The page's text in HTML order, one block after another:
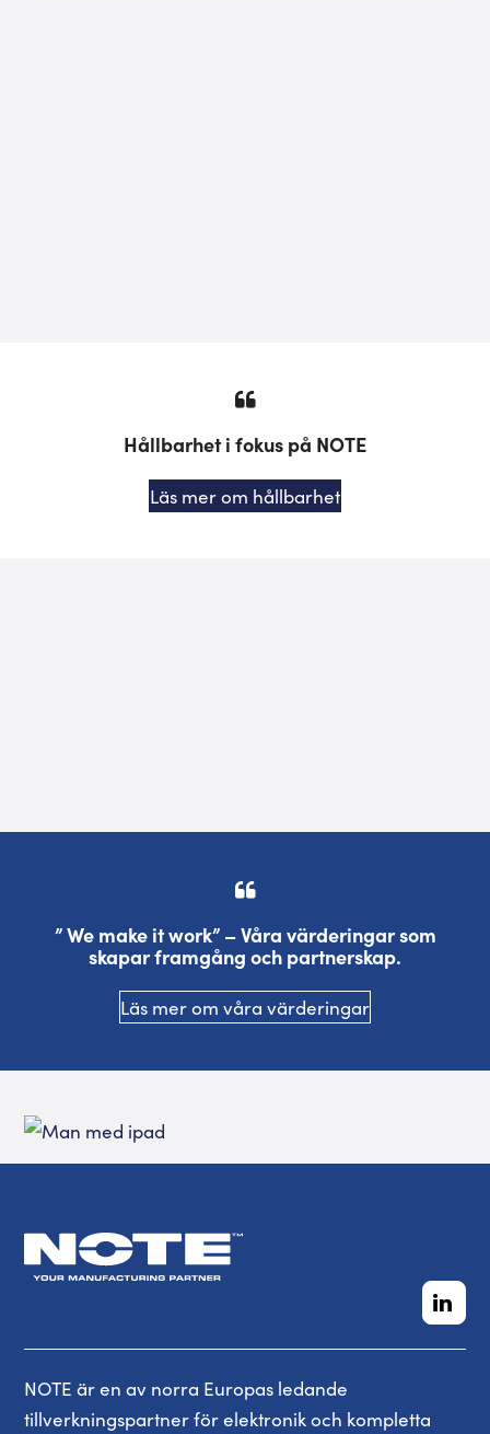
Hållbarhet i fokus på NOTE
Läs mer om hållbarhet
” We make it work” – Våra värderingar som
skapar framgång och partnerskap.
Läs mer om våra värderingar
NOTE är en av norra Europas ledande
tillverkningspartner för elektronik och kompletta